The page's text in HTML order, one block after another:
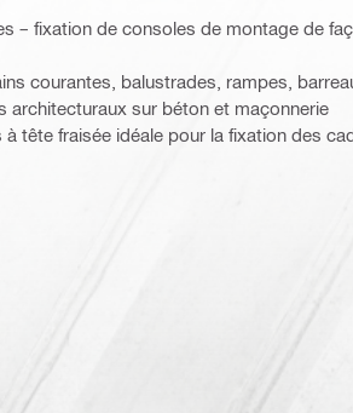
– fixation de consoles de montage de
courantes, balustrades, rampes,
architecturaux sur béton et maçonnerie
tête fraisée idéale pour la fixation des